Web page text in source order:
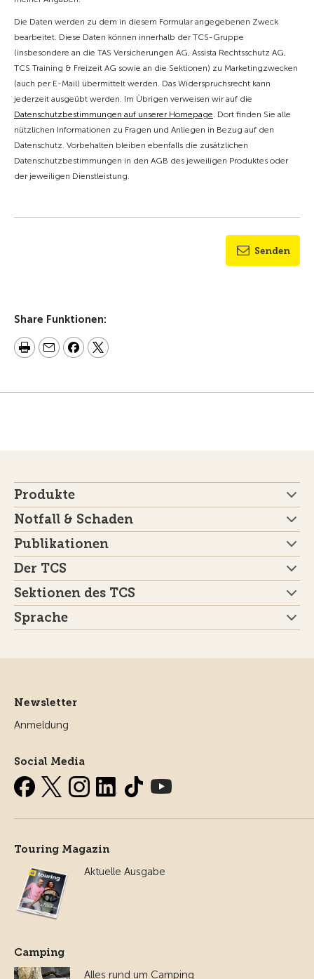
Die Daten werden zu dem in diesem Formular angegebenen Zweck
bearbeitet. Diese Daten können innerhalb der TCS-Gruppe
(insbesondere an die TAS Versicherungen AG, Assista Rechtsschutz AG,
TCS Training & Freizeit AG sowie an die Sektionen) zu Marketingzwecken
(auch per E-Mail) übermittelt werden. Das Widerspruchsrecht kann
jederzeit ausgeübt werden. Im Übrigen verweisen wir auf die
Datenschutzbestimmungen auf unserer Homepage. Dort finden Sie alle
nützlichen Informationen zu Fragen und Anliegen in Bezug auf den
Datenschutz. Vorbehalten bleiben ebenfalls die zusätzlichen
Datenschutzbestimmungen in den AGB des jeweiligen Produktes oder
der jeweiligen Dienstleistung.
Senden
Share Funktionen:
Produkte
Notfall & Schaden
Publikationen
Der TCS
Sektionen des TCS
Sprache
Newsletter
Anmeldung
Social Media
Touring Magazin
Aktuelle Ausgabe
Camping
Alles rund um Camping